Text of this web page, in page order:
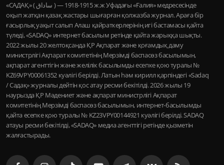
«САДАҚ» ( ساداق ) — 1915-1918 ж.ж Уфадағы «Ғалия» медресесінде
оқып жатқан қазақ жастары шығарған қолжазба журнал. Араға бір
ғасырлық уақыт салып Алаш қайраткерлерінің игі бастамасы қайта
түледі, «SADAQ» интернет басылым ретінде қайта жарыққа шықты.
2022 жылы 20 желтоқсанда ҚР Ақпарат және қоғамдық даму
министрлігі Ақпарат комитетінің Мерзімді баспасөз басылымын,
ақпарат агенттігін және желілік басылымды есепке қою туралы №
KZ69VPY00061352 куәлігі берілді. Латын һәм кирилл қарпіндегі «Sadaq
/ Садақ» журналы дейтін қос атау ресми бекітілді. 2026 жылы 19
наурызда ҚР Мәдениет және ақпарат министрлігі Ақпарат
комитетінің Мерзімді баспасөз басылымын, интернет-басылымды
қайта есепке қою туралы № KZ23VPY00144921 куәлігі берілді. SADAQ
атауы ресми бекітілді, «SADAQ» медиа агенттігі ретінде қызметін
жалғастырады.